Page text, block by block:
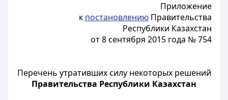
Приложение
к постановлению Правительства
Республики Казахстан
от 8 сентября 2015 года № 754
Перечень утративших силу некоторых решений
Правительства Республики Казахстан